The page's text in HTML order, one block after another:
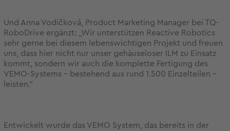
Und Anna Vodičková, Product Marketing Manager bei TQ-
RoboDrive ergänzt: „Wir unterstützen Reactive Robotics
sehr gerne bei diesem lebenswichtigen Projekt und freuen
uns, dass hier nicht nur unser gehäuseloser ILM zu Einsatz
kommt, sondern wir auch die komplette Fertigung des
VEMO-Systems – bestehend aus rund 1.500 Einzelteilen –
leisten.“
Entwickelt wurde das VEMO System, das bereits in der